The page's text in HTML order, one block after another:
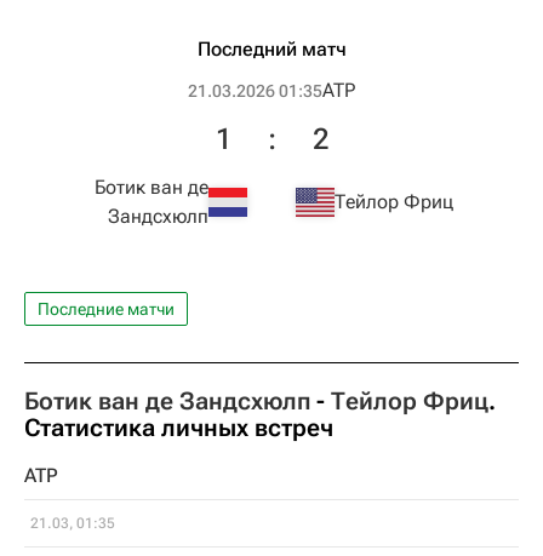
Последний матч
21.03.2026 01:35ATP
Ботик ван де
Зандсхюлп
1 : 2
Тейлор Фриц
Последние матчи
Ботик ван де Зандсхюлп - Тейлор Фриц.
Статистика личных встреч
ATP
21.03, 01:35